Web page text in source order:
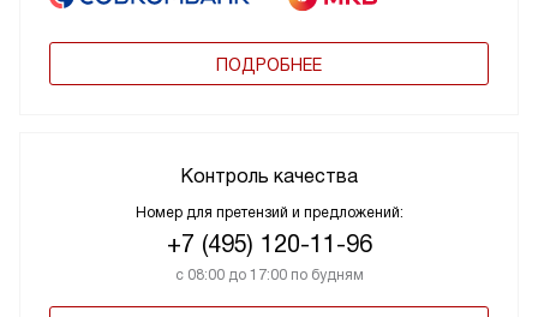
ПОДРОБНЕЕ
Контроль качества
Номер для претензий и предложений:
+7 (495) 120-11-96
с 08:00 до 17:00 по будням